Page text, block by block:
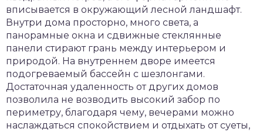
вписывается в окружающий лесной ландшафт.
Внутри дома просторно, много света, а
панорамные окна и сдвижные стеклянные
панели стирают грань между интерьером и
природой. На внутреннем дворе имеется
подогреваемый бассейн с шезлонгами.
Достаточная удаленность от других домов
позволила не возводить высокий забор по
периметру, благодаря чему, вечерами можно
наслаждаться спокойствием и отдыхать от суеты,